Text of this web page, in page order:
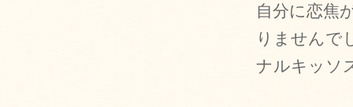
自分に恋焦
りませんで
ナルキッソ